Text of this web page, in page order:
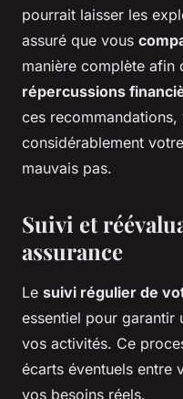
pourrait laisser les
assuré que vous
manière complète afin
répercussions
ces recommandations,
considérablement
mauvais pas.
Suivi et
assurance
Le suivi régulier de
essentiel pour garantir
vos activités. Ce
écarts éventuels entre
vos besoins réels.